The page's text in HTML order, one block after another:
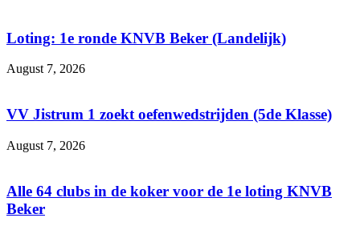
Loting: 1e ronde KNVB Beker (Landelijk)
August 7, 2026
VV Jistrum 1 zoekt oefenwedstrijden (5de Klasse)
August 7, 2026
Alle 64 clubs in de koker voor de 1e loting KNVB
Beker